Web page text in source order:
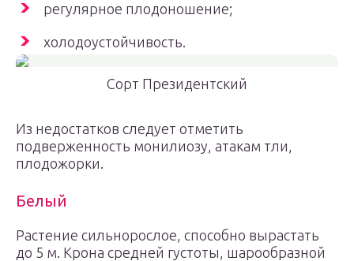
регулярное плодоношение;
холодоустойчивость.
Сорт Президентский
Из недостатков следует отметить
подверженность монилиозу, атакам тли,
плодожорки.
Белый
Растение сильнорослое, способно вырастать
до 5 м. Крона средней густоты, шарообразной